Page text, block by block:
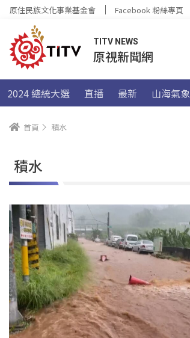
原住民族文化事業基金會 Facebook 粉絲專頁
TITV NEWS
原視新聞網
2024 總統大選 直播 最新 山海氣象
首頁 積水
積水